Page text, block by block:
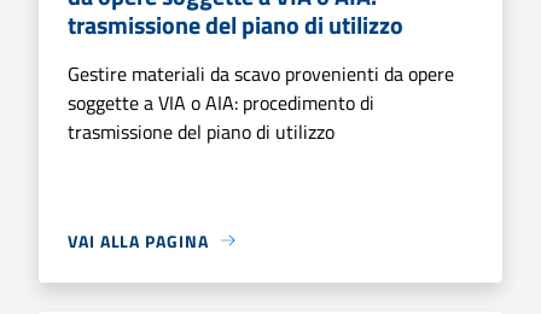
trasmissione del piano di utilizzo
Gestire materiali da scavo provenienti da opere
soggette a VIA o AIA: procedimento di
trasmissione del piano di utilizzo
VAI ALLA PAGINA